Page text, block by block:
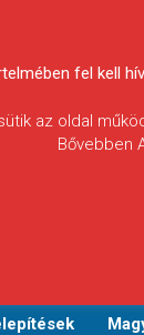
fel kell
az oldal
Bővebben